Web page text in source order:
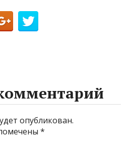
опубликован.
*